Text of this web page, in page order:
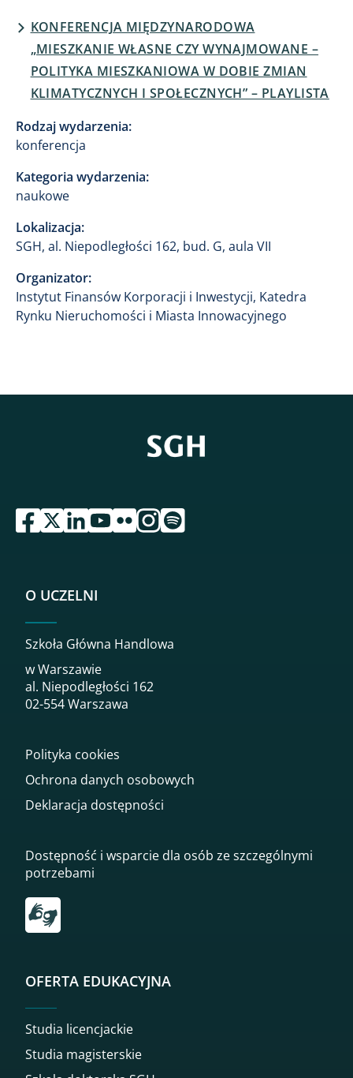
KONFERENCJA MIĘDZYNARODOWA
„MIESZKANIE WŁASNE CZY WYNAJMOWANE –
POLITYKA MIESZKANIOWA W DOBIE ZMIAN
KLIMATYCZNYCH I SPOŁECZNYCH” – PLAYLISTA
Rodzaj wydarzenia:
konferencja
Kategoria wydarzenia:
naukowe
Lokalizacja:
SGH, al. Niepodległości 162, bud. G, aula VII
Organizator:
Instytut Finansów Korporacji i Inwestycji, Katedra
Rynku Nieruchomości i Miasta Innowacyjnego
przejdź do serwisu facebook sgh
przejdź do serwisu twitter sgh
przejdź do serwisu linkedin sgh
przejdź do serwisu youtube sgh
przejdź do serwisu flickr sgh
przejdź do serwisu instagram sgh
przejdź do serwisu spotify sgh
O UCZELNI
Szkoła Główna Handlowa
w Warszawie
al. Niepodległości 162
02-554 Warszawa
Polityka cookies
Ochrona danych osobowych
Deklaracja dostępności
Dostępność i wsparcie dla osób ze szczególnymi
potrzebami
Przekierowanie do tłumacza on-line języka migowego
OFERTA EDUKACYJNA
Studia licencjackie
Studia magisterskie